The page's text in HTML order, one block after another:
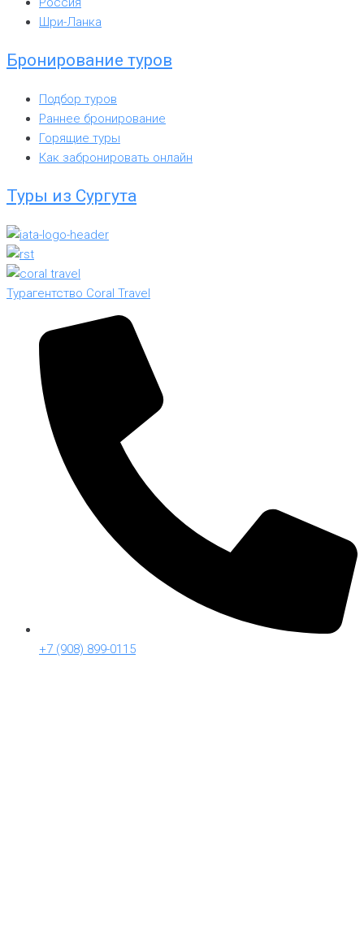
Шри-Ланка
Бронирование туров
Подбор туров
Раннее бронирование
Горящие туры
Как забронировать онлайн
Туры из Сургута
Турагентство Coral Travel
+7 (908) 899-0115